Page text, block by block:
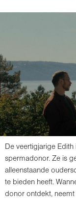
De veertigjarige
spermadonor. Ze is
alleenstaande
te bieden heeft.
donor ontdekt, neemt